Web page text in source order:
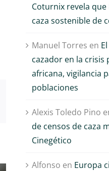
Coturnix revela que
caza sostenible de
Manuel Torres en
cazador en la crisis
africana, vigilancia
poblaciones
Alexis Toledo Pino
de censos de caza
Cinegético
Alfonso en Europa